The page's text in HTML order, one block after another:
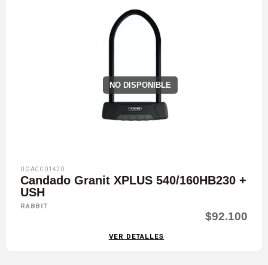
NO DISPONIBLE
UGACC01420
Candado Granit XPLUS 540/160HB230 +
USH
RABBIT
$92.100
VER DETALLES